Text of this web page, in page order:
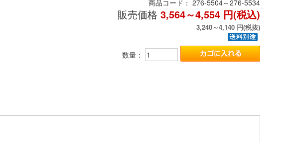
商品コード： 276-5504～276-5534
販売価格 3,564～4,554 円(税込)
3,240～4,140 円(税抜)
数量：